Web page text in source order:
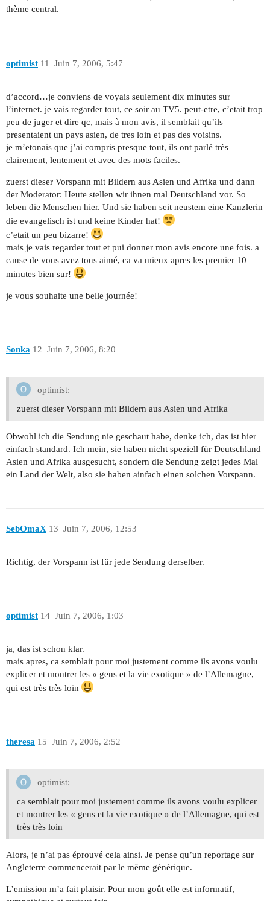
thème central.
optimist Juin 7, 2006, 5:47
11
d’accord…je conviens de voyais seulement dix minutes sur
l’internet. je vais regarder tout, ce soir au TV5. peut-etre, c’etait trop
peu de juger et dire qc, mais à mon avis, il semblait qu’ils
presentaient un pays asien, de tres loin et pas des voisins.
je m’etonais que j’ai compris presque tout, ils ont parlé très
clairement, lentement et avec des mots faciles.
zuerst dieser Vorspann mit Bildern aus Asien und Afrika und dann
der Moderator: Heute stellen wir ihnen mal Deutschland vor. So
leben die Menschen hier. Und sie haben seit neustem eine Kanzlerin
die evangelisch ist und keine Kinder hat!
c’etait un peu bizarre!
mais je vais regarder tout et pui donner mon avis encore une fois. a
cause de vous avez tous aimé, ca va mieux apres les premier 10
minutes bien sur!
je vous souhaite une belle journée!
Sonka Juin 7, 2006, 8:20
12
optimist:
zuerst dieser Vorspann mit Bildern aus Asien und Afrika
Obwohl ich die Sendung nie geschaut habe, denke ich, das ist hier
einfach standard. Ich mein, sie haben nicht speziell für Deutschland
Asien und Afrika ausgesucht, sondern die Sendung zeigt jedes Mal
ein Land der Welt, also sie haben ainfach einen solchen Vorspann.
SebOmaX Juin 7, 2006, 12:53
13
Richtig, der Vorspann ist für jede Sendung derselber.
optimist Juin 7, 2006, 1:03
14
ja, das ist schon klar.
mais apres, ca semblait pour moi justement comme ils avons voulu
explicer et montrer les « gens et la vie exotique » de l’Allemagne,
qui est très très loin
theresa Juin 7, 2006, 2:52
15
optimist:
ca semblait pour moi justement comme ils avons voulu explicer
et montrer les « gens et la vie exotique » de l’Allemagne, qui est
très très loin
Alors, je n’ai pas éprouvé cela ainsi. Je pense qu’un reportage sur
Angleterre commencerait par le même générique.
L’emission m’a fait plaisir. Pour mon goût elle est informatif,